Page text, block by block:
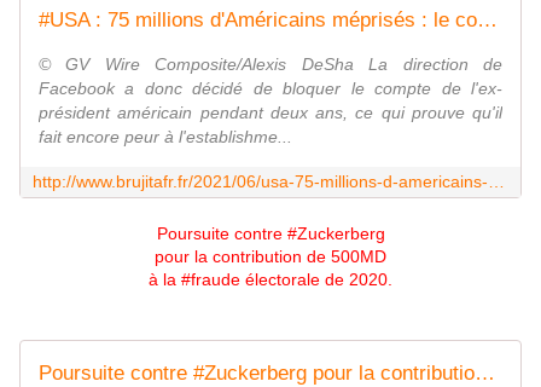
#USA : 75 millions d'Américains méprisés : le compte #Facebook de Donald #Trump suspendu pour deux ans - MOINS de BIENS PLUS de LIENS
© GV Wire Composite/Alexis DeSha La direction de
Facebook a donc décidé de bloquer le compte de l'ex-
président américain pendant deux ans, ce qui prouve qu'il
fait encore peur à l'establishme...
Poursuite contre #Zuckerberg
pour la contribution de 500MD
à la #fraude électorale de 2020.
Poursuite contre #Zuckerberg pour la contribution de 500MD à la #fraude électorale de 2020. - MOINS de BIENS PLUS de LIENS